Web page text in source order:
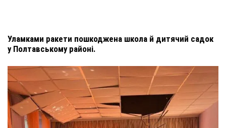
Уламками ракети пошкоджена школа й дитячий садок
у Полтавському районі.